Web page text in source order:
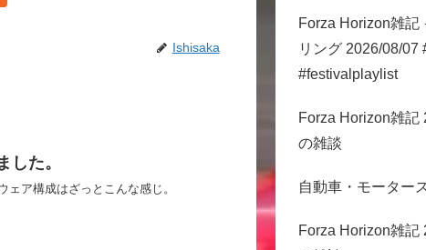
Ishisaka
た。
ア構成はざっとこんな感じ。
Forza Horizon雑記
リング 2026/08/07
#festivalplaylist
Forza Horizon雑記
の雑談
自動車・モーター
Forza Horizon雑記